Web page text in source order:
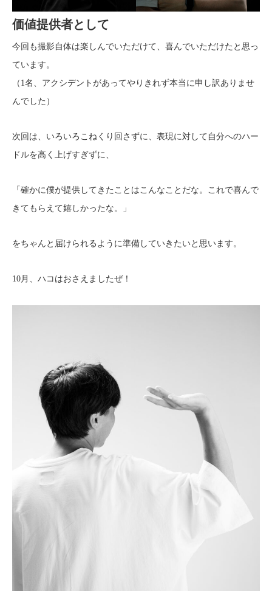
価値提供者として
今回も撮影自体は楽しんでいただけて、喜んでいただけたと思っ
ています。
（1名、アクシデントがあってやりきれず本当に申し訳ありませ
んでした）
次回は、いろいろこねくり回さずに、表現に対して自分へのハー
ドルを高く上げすぎずに、
「確かに僕が提供してきたことはこんなことだな。これで喜んで
きてもらえて嬉しかったな。」
をちゃんと届けられるように準備していきたいと思います。
10月、ハコはおさえましたぜ！